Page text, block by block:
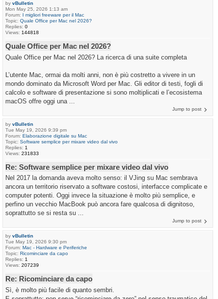
by vBulletin
Mon May 25, 2026 1:13 am
Forum: I migliori freeware per il Mac
Topic: Quale Office per Mac nel 2026?
Replies: 0
Views: 144818
Quale Office per Mac nel 2026?
Quale Office per Mac nel 2026? La ricerca di una suite completa
L’utente Mac, ormai da molti anni, non è più costretto a vivere in un
mondo dominato da Microsoft Word per Mac. Gli editor di testi, fogli di
calcolo e software di presentazione si sono moltiplicati e l’ecosistema
macOS offre oggi una ...
Jump to post
by vBulletin
Tue May 19, 2026 9:39 pm
Forum: Elaborazione digitale su Mac
Topic: Software semplice per mixare video dal vivo
Replies: 1
Views: 231833
Re: Software semplice per mixare video dal vivo
Nel 2017 la domanda aveva molto senso: il VJing su Mac sembrava
ancora un territorio riservato a software costosi, interfacce complicate e
computer potenti. Oggi invece la situazione è molto più semplice, e
perfino un vecchio MacBook può ancora fare qualcosa di dignitoso,
soprattutto se si resta su ...
Jump to post
by vBulletin
Tue May 19, 2026 9:30 pm
Forum: Mac - Hardware e Periferiche
Topic: Ricominciare da capo
Replies: 1
Views: 207239
Re: Ricominciare da capo
Sì, è molto più facile di quanto sembri.